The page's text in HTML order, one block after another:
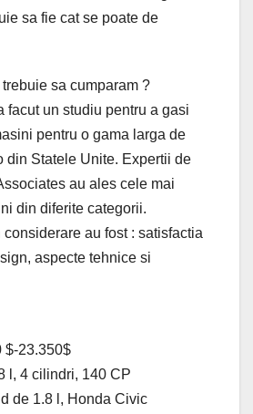
sa fie cat se poate de
sa cumparam ?
facut un studiu pentru a gasi
pentru o gama larga de
din Statele Unite. Expertii de
au ales cele mai
din diferite categorii.
au fost : satisfactia
aspecte tehnice si
$-23.350$
l, 4 cilindri, 140 CP
de 1.8 l, Honda Civic